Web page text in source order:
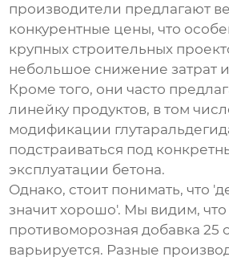
производители предлагают
конкурентные цены, что
крупных строительных
небольшое снижение затрат
Кроме того, они часто
линейку продуктов, в том
модификации
подстраиваться под
эксплуатации бетона.
Однако, стоит понимать, что
значит хорошо'. Мы видим, что
противоморозная добавка 25
варьируется. Разные